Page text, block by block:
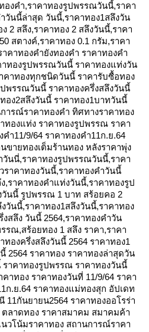
งคํา,ราคาทองรูปพรรณวันนี้,ราคา
วันนี้ล่าสุด วันนี้,ราคาทอง1สลึงวัน
2 สลึง,ราคาทอง 2 สลึงวันนี้,ราคา
สตางค์,ราคาทอง 0.1 กรัม,ราคา
คาทองคำยังทองคำ ราคาทองคำ
ทองรูปพรรณวันนี้ ราคาทองแท่งวัน
คาทองทุกชนิดวันนี้ ราคารับซื้อทอง
รรณวันนี้ ราคาทองครึ่งสลึงวันนี้
อง2สลึงวันนี้ ราคาทอง1บาทวันนี้
ารณ์ราคาทองคำ ทิศทางราคาทอง
องแท่ง ราคาทองรูปพรรณ ราคา
ำ11/9/64 ราคาทองคำ11ก.ย.64
ขายทองเต็มร้านทอง หลังราคาพุ่ง
วันนี่,ราคาทองรูปพรรณวันนี้,ราคา
าคาทองวันนี้,ราคาทองคําวันนี้
,ราคาทองคําแท่งวันนี้,ราคาทองรูป
นนี้ รูปพรรณ 1 บาท สร้อยคอ 2
วันนี้,ราคาทอง1สลึงวันนี้,ราคาทอง
สลึง วันนี้ 2564,ราคาทองคําวัน
รณ,สร้อยทอง 1 สลึง ราคา,ราคา
ทองครึ่งสลึงวันนี้ 2564 ราคาทอง1
2564 ราคาทอง ราคาทองล่าสุดวัน
าคาทองรูปพรรณ ราคาทองวันนี้
าทอง ราคาทองวันที่ 11/9/64 ราคา
ก.ย.64 ราคาทองแม่ทองสุก อัปเดท
11กันยายน2564 ราคาทองออโรร่า
ลาดทอง ราคาสมาคม สมาคมค้า
วโน้มราคาทอง สถานการณ์ราคา